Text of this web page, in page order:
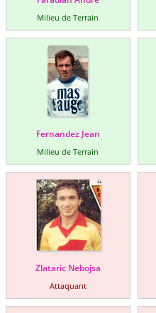
Milieu de Terrain
Fernandez Jean
Milieu de Terrain
Zlataric Nebojsa
Attaquant